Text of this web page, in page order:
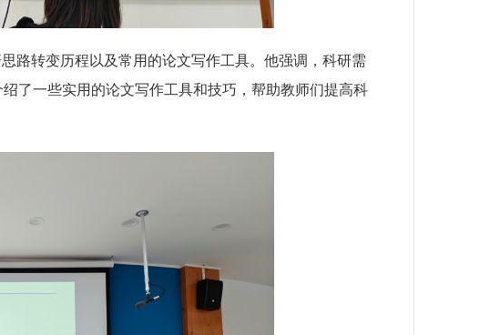
路转变历程以及常用的论文写作工具。他强调，科研需
了一些实用的论文写作工具和技巧，帮助教师们提高科